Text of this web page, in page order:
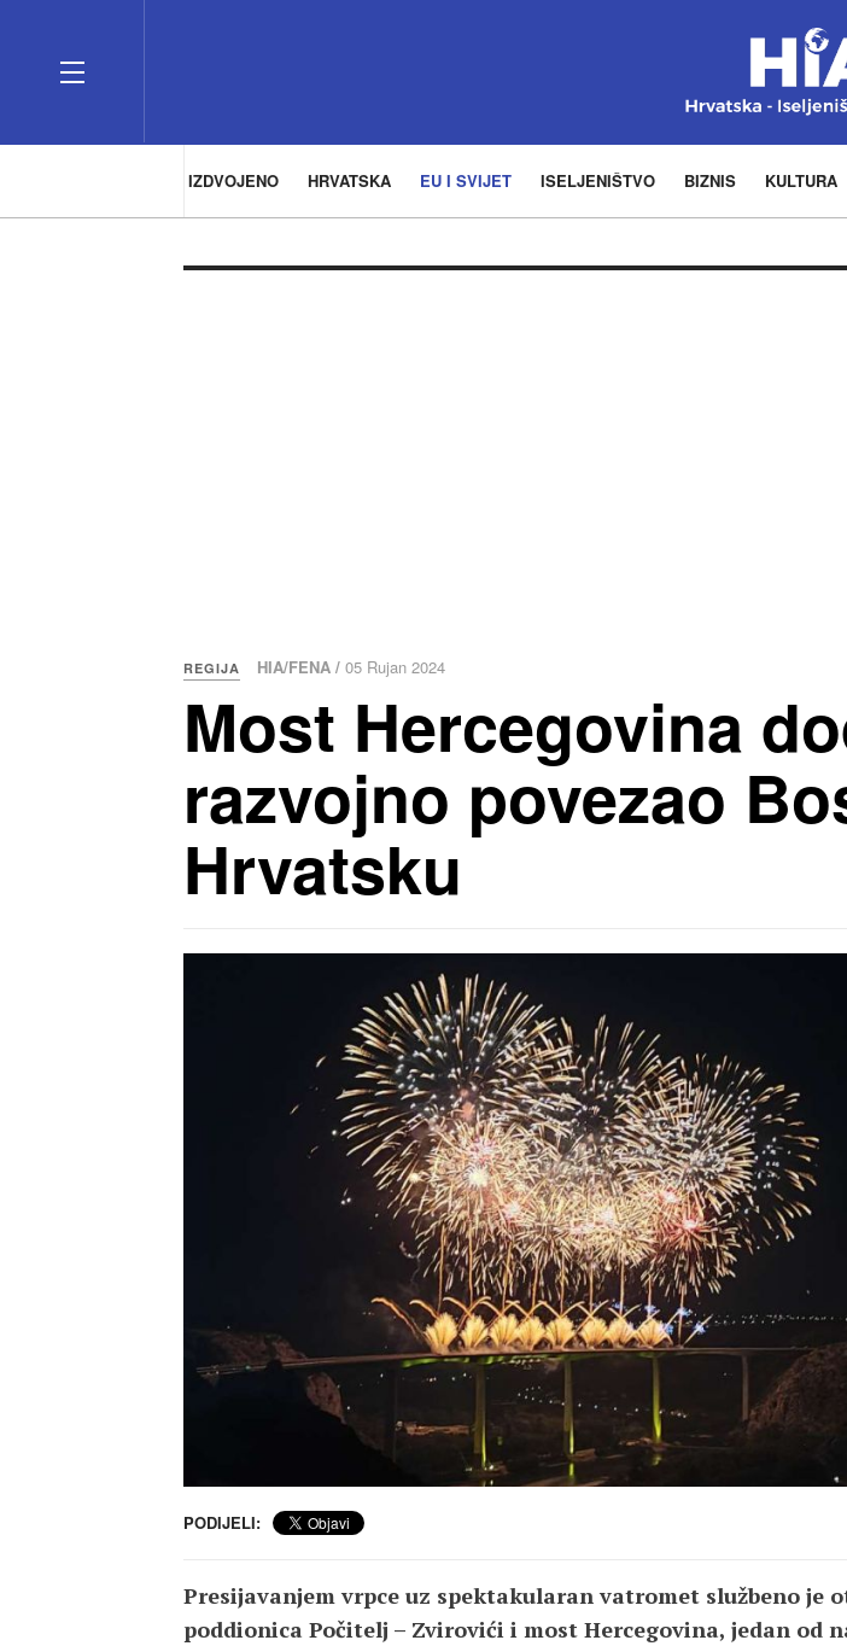
IZDVOJENO HRVATSKA EU I SVIJET ISELJENIŠTVO BIZNIS KULTURA
REGIJA HIA/FENA / 05 Rujan 2024
Most Hercegovina
razvojno povezao
Hrvatsku
PODIJELI:
Presijavanjem vrpce uz spektakularan vatromet službeno je
poddionica Počitelj – Zvirovići i most Hercegovina, jedan od